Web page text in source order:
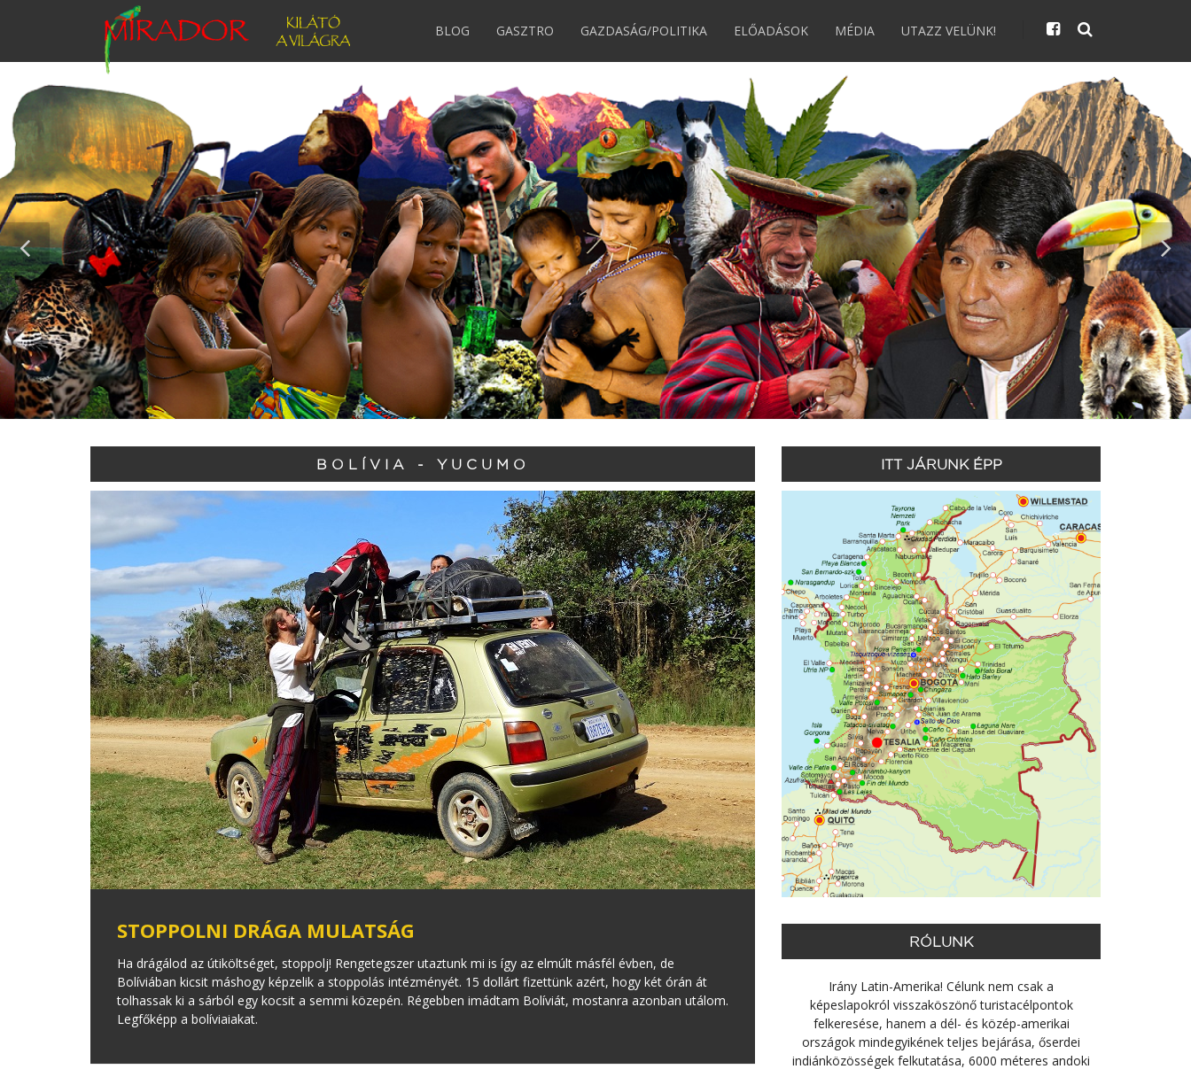
BLOG GASZTRO GAZDASÁG/POLITIKA ELŐADÁSOK MÉDIA UTAZZ VELÜNK!
BOLÍVIA - YUCUMO
STOPPOLNI DRÁGA MULATSÁG
Ha drágálod az útiköltséget, stoppolj! Rengetegszer utaztunk mi is így az elmúlt másfél évben, de
Bolíviában kicsit máshogy képzelik a stoppolás intézményét. 15 dollárt fizettünk azért, hogy két órán át
tolhassak ki a sárból egy kocsit a semmi közepén. Régebben imádtam Bolíviát, mostanra azonban utálom.
Legfőképp a bolíviaiakat.
ITT JÁRUNK ÉPP
RÓLUNK
Irány Latin-Amerika! Célunk nem csak a
képeslapokról visszaköszönő turistacélpontok
felkeresése, hanem a dél- és közép-amerikai
országok mindegyikének teljes bejárása, őserdei
indiánközösségek felkutatása, 6000 méteres andoki